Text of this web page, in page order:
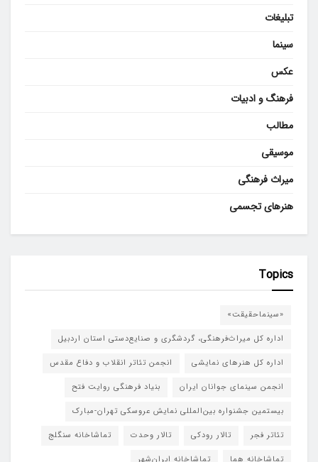
تبلیغات
سینما
عکس
فرهنگ و ادبیات
مطالب
موسیقی
میراث فرهنگی
هنرهای تجسمی
Topics
«سینماحقیقت»
اداره کل میراث‌فرهنگی، گردشگری و صنایع‌دستی استان اردبیل
اداره کل هنرهای نمایشی
انجمن تئاتر انقلاب و دفاع مقدس
انجمن سینمای جوانان ایران
بنیاد فرهنگی روایت فتح
بیستمین جشنواره بین‌المللی نمایش عروسکی تهران-مبارک
تئاتر فجر
تالار رودکی تالار وحدت
تماشاخانه سنگلج
تماشاخانه هما
تماشاخانه‌ ایران‌شهر